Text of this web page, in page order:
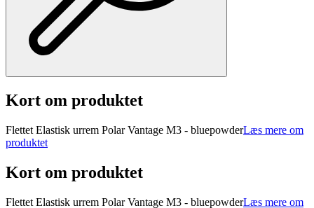
Kort om produktet
Flettet Elastisk urrem Polar Vantage M3 - bluepowderLæs mere om
produktet
Kort om produktet
Flettet Elastisk urrem Polar Vantage M3 - bluepowderLæs mere om